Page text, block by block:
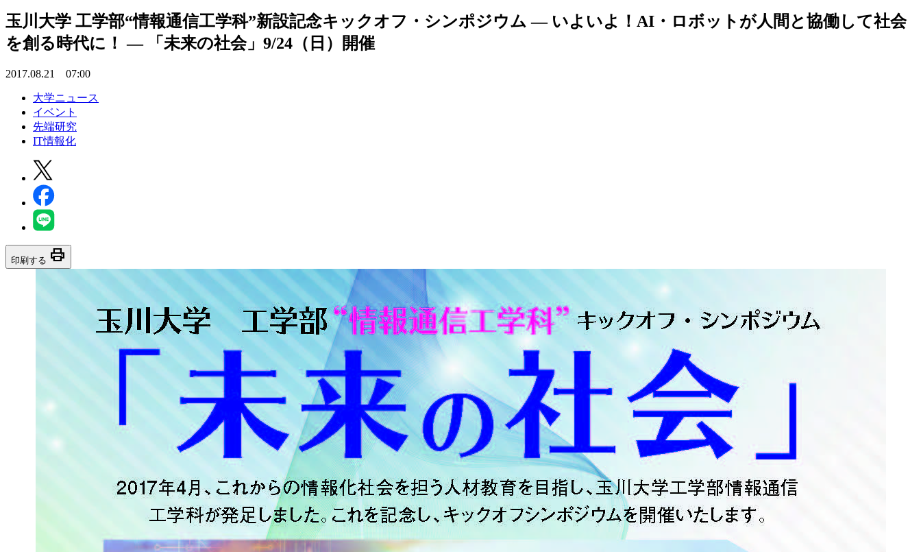
玉川大学 工学部“情報通信工学科”新設記念キックオフ・シンポジウム — いよいよ！AI・ロボットが人間と協働して社会
を創る時代に！ — 「未来の社会」9/24（日）開催
2017.08.21 07:00
大学ニュース
イベント
先端研究
IT情報化
印刷する print